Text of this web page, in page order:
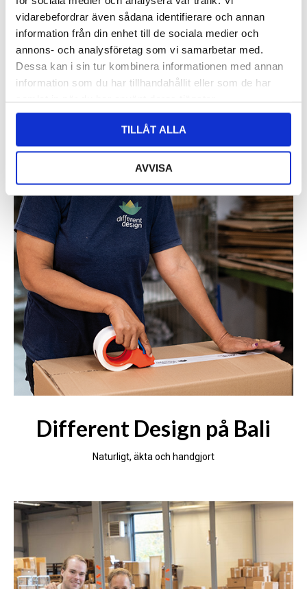
vidarebefordrar även sådana identifierare och annan
information från din enhet till de sociala medier och
annons- och analysföretag som vi samarbetar med.
Dessa kan i sin tur kombinera informationen med annan
information som du har tillhandahållit eller som de har
TILLÅT ALLA
AVVISA
Different Design på Bali
Naturligt, äkta och handgjort